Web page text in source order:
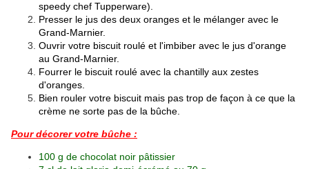
speedy chef Tupperware).
Presser le jus des deux oranges et le mélanger avec le
Grand-Marnier.
Ouvrir votre biscuit roulé et l'imbiber avec le jus d'orange
au Grand-Marnier.
Fourrer le biscuit roulé avec la chantilly aux zestes
d'oranges.
Bien rouler votre biscuit mais pas trop de façon à ce que la
crème ne sorte pas de la bûche.
Pour décorer votre bûche :
100 g de chocolat noir pâtissier